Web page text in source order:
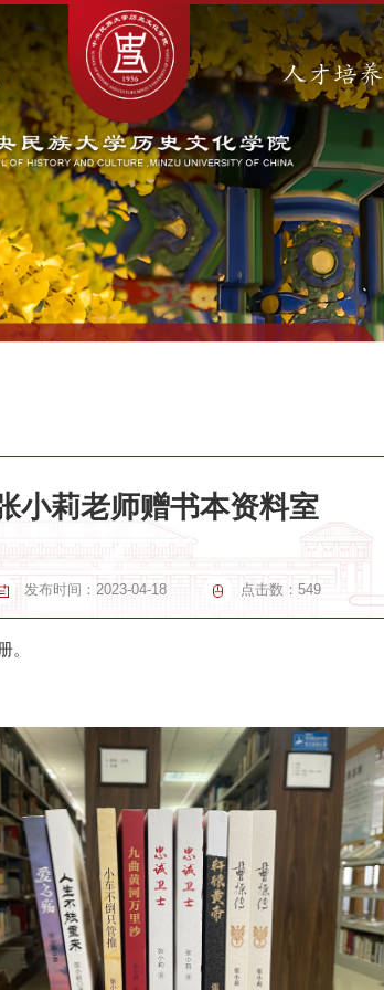
人才培养
小莉老师赠书本资料室
发布时间：2023-04-18 点击数：549
。